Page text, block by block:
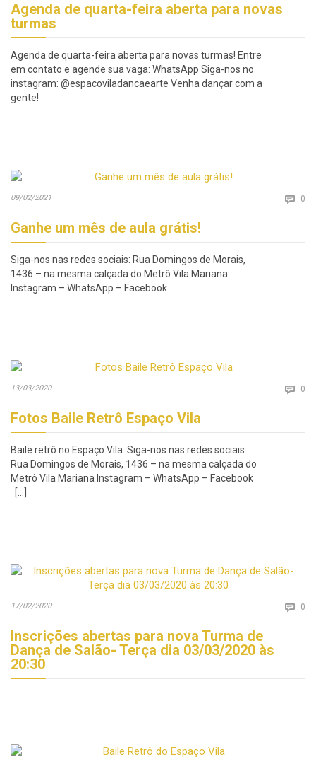
Agenda de quarta-feira aberta para novas
turmas
Agenda de quarta-feira aberta para novas turmas! Entre
em contato e agende sua vaga: WhatsApp Siga-nos no
instagram: @espacoviladancaearte Venha dançar com a
gente!
09/02/2021  0
Ganhe um mês de aula grátis!
Siga-nos nas redes sociais: Rua Domingos de Morais,
1436 – na mesma calçada do Metrô Vila Mariana
Instagram – WhatsApp – Facebook
13/03/2020  0
Fotos Baile Retrô Espaço Vila
Baile retrô no Espaço Vila. Siga-nos nas redes sociais:
Rua Domingos de Morais, 1436 – na mesma calçada do
Metrô Vila Mariana Instagram – WhatsApp – Facebook
[…]
17/02/2020  0
Inscrições abertas para nova Turma de
Dança de Salão- Terça dia 03/03/2020 às
20:30